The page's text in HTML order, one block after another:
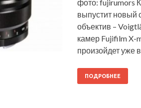
фото: fujirumors
выпустит новый
объектив –
камер Fujifilm X-
произойдет уже
ПОДРОБНЕЕ